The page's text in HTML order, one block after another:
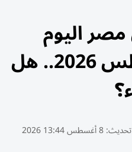
اليوم
السبت 8 أغسطس 2026.. هل
8 أغسطس 13:44 2026